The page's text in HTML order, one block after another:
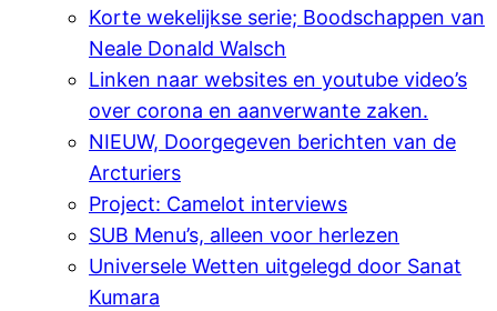
Korte wekelijkse serie; Boodschappen van
Neale Donald Walsch
Linken naar websites en youtube video’s
over corona en aanverwante zaken.
NIEUW, Doorgegeven berichten van de
Arcturiers
Project: Camelot interviews
SUB Menu’s, alleen voor herlezen
Universele Wetten uitgelegd door Sanat
Kumara